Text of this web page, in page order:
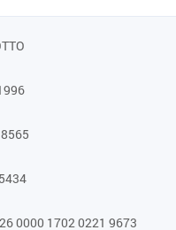
0000 1702 0221 9673